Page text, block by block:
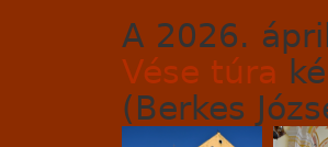
A 2026.
Vése túra
(Berkes